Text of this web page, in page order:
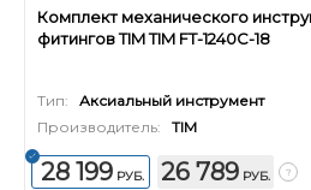
Комплект механического
фитингов TIM TIM FT-1240C-18
Тип:
Аксиальный инструмент
Производитель:
TIM
28 199 РУБ. 26 789 РУБ.